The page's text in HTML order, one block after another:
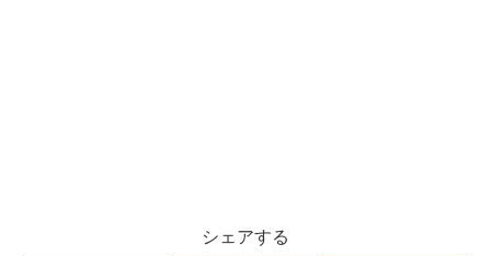
シェアする